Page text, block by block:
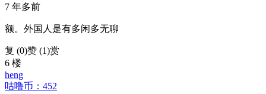
7 年多前
额。外国人是有多闲多无聊
复 (0)赞 (1)赏
6 楼
heng
咕噜币：452